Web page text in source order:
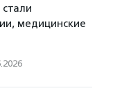
медицинские